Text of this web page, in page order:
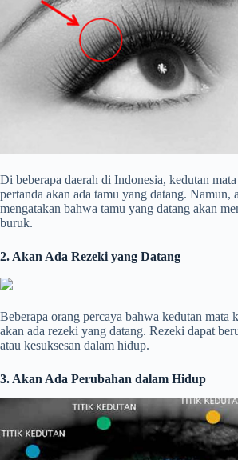
Di beberapa daerah di Indonesia, kedutan
pertanda akan ada tamu yang datang. Namun,
mengatakan bahwa tamu yang datang akan
buruk.
2. Akan Ada Rezeki yang Datang
Beberapa orang percaya bahwa kedutan mata
akan ada rezeki yang datang. Rezeki dapat
atau kesuksesan dalam hidup.
3. Akan Ada Perubahan dalam Hidup